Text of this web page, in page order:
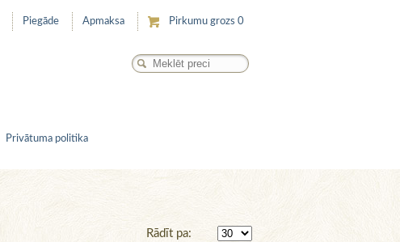
Piegāde Apmaksa Pirkumu grozs 0
Privātuma politika
Rādīt pa: